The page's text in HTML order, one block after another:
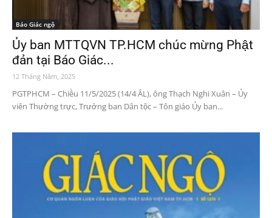
Báo Giác ngộ
Ủy ban MTTQVN TP.HCM chúc mừng Phật
đản tại Báo Giác...
12 Tháng Năm, 2025
PGTPHCM – Chiều 11/5/2025 (14/4 ÂL), ông Thạch Nghi Xuân – Ủy
viên Thường trực, Trưởng ban Dân tộc – Tôn giáo Ủy ban...